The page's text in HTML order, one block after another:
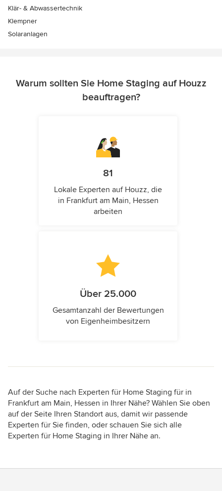
Klär- & Abwassertechnik
Klempner
Solaranlagen
Warum sollten Sie Home Staging auf Houzz
beauftragen?
81
Lokale Experten auf Houzz, die
in Frankfurt am Main, Hessen
arbeiten
Über 25.000
Gesamtanzahl der Bewertungen
von Eigenheimbesitzern
Auf der Suche nach Experten für Home Staging für in
Frankfurt am Main, Hessen in Ihrer Nähe? Wählen Sie oben
auf der Seite Ihren Standort aus, damit wir passende
Experten für Sie finden, oder schauen Sie sich alle
Experten für Home Staging in Ihrer Nähe an.